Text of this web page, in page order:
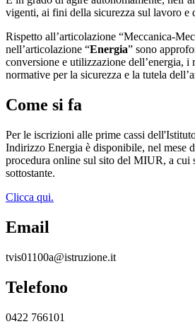
vigenti, ai fini della sicurezza sul lavoro e
Rispetto all’articolazione “Meccanica-
nell’articolazione “Energia” sono
conversione e utilizzazione dell’energia, i
normative per la sicurezza e la tutela
Come si fa
Per le iscrizioni alle prime cassi
Indirizzo Energia è disponibile, nel mese
procedura online sul sito del MIUR, a cui
sottostante.
Clicca qui.
Email
tvis01100a@istruzione.it
Telefono
0422 766101